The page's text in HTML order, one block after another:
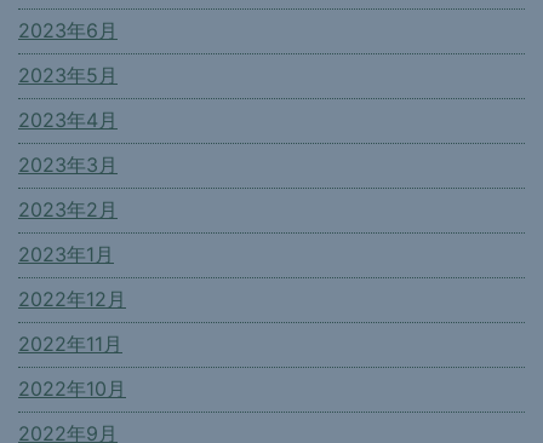
2023年6月
2023年5月
2023年4月
2023年3月
2023年2月
2023年1月
2022年12月
2022年11月
2022年10月
2022年9月